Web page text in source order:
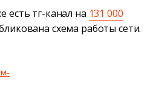
есть тг-канал на 131 000
схема работы сети.